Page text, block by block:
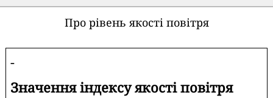
Про рівень якості повітря
-
Значення індексу якості повітря